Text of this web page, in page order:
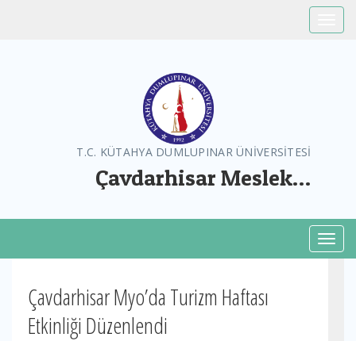
T.C. KÜTAHYA DUMLUPINAR ÜNİVERSİTESİ
Çavdarhisar Meslek
Çavdarhisar Myo’da Turizm Haftası
Etkinliği Düzenlendi